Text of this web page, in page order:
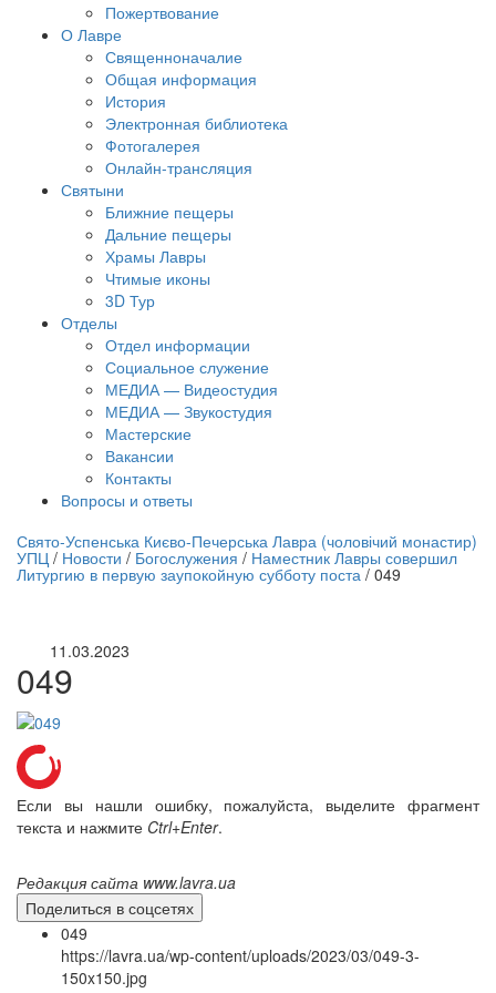
Пожертвование
О Лавре
Священноначалие
Общая информация
История
Электронная библиотека
Фотогалерея
Онлайн-трансляция
Святыни
Ближние пещеры
Дальние пещеры
Храмы Лавры
Чтимые иконы
3D Тур
Отделы
Отдел информации
Социальное служение
МЕДИА — Видеостудия
МЕДИА — Звукостудия
Мастерские
Вакансии
Контакты
Вопросы и ответы
трансляция | 12 сентября
трансляции
Свято-Успенська Києво-Печерська Лавра (чоловічий монастир)
УПЦ / Новости / Богослужения / Наместник Лавры совершил
Литургию в первую заупокойную субботу поста/ 049
11.03.2023
049
Если вы нашли ошибку, пожалуйста, выделите фрагмент
текста и нажмите Ctrl+Enter.
Редакция сайта www.lavra.ua
Поделиться в соцсетях
049
https://lavra.ua/wp-content/uploads/2023/03/049-3-
150x150.jpg